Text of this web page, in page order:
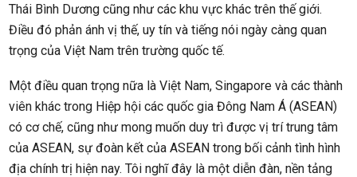
Thái Bình Dương cũng như các khu vực khác trên thế giới.
Điều đó phản ánh vị thế, uy tín và tiếng nói ngày càng quan
trọng của Việt Nam trên trường quốc tế.
Một điều quan trọng nữa là Việt Nam, Singapore và các thành
viên khác trong Hiệp hội các quốc gia Đông Nam Á (ASEAN)
có cơ chế, cũng như mong muốn duy trì được vị trí trung tâm
của ASEAN, sự đoàn kết của ASEAN trong bối cảnh tình hình
địa chính trị hiện nay. Tôi nghĩ đây là một diễn đàn, nền tảng